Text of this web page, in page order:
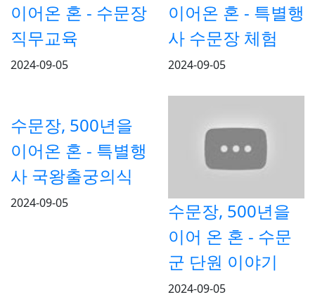
이어온 혼 - 수문장
직무교육
2024-09-05
이어온 혼 - 특별행
사 수문장 체험
2024-09-05
수문장, 500년을
이어온 혼 - 특별행
사 국왕출궁의식
2024-09-05
수문장, 500년을
이어 온 혼 - 수문
군 단원 이야기
2024-09-05